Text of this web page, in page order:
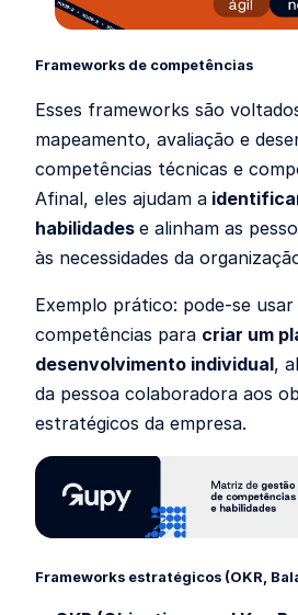
Frameworks de competências
Esses frameworks são
mapeamento, avaliação e
competências técnicas e
Afinal, eles ajudam a
habilidades e alinham as
às necessidades da
Exemplo prático: pode-se
competências para criar um
desenvolvimento individual,
da pessoa colaboradora aos
estratégicos da empresa.
Frameworks estratégicos (OKR,